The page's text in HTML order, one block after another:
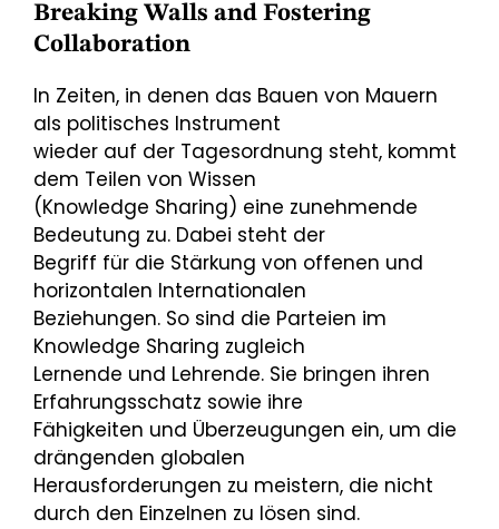
Breaking Walls and Fostering
Collaboration
In Zeiten, in denen das Bauen von Mauern
als politisches Instrument
wieder auf der Tagesordnung steht, kommt
dem Teilen von Wissen
(Knowledge Sharing) eine zunehmende
Bedeutung zu. Dabei steht der
Begriff für die Stärkung von offenen und
horizontalen Internationalen
Beziehungen. So sind die Parteien im
Knowledge Sharing zugleich
Lernende und Lehrende. Sie bringen ihren
Erfahrungsschatz sowie ihre
Fähigkeiten und Überzeugungen ein, um die
drängenden globalen
Herausforderungen zu meistern, die nicht
durch den Einzelnen zu lösen sind.